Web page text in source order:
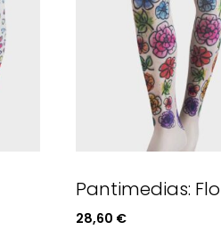
Pantimedias:
28,60 €